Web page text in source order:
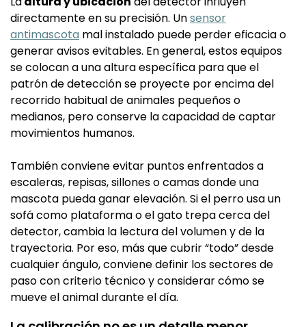
directamente en su precisión. Unsensor
antimascota mal instalado puede perder eficacia o
generar avisos evitables. En general, estos equipos
se colocan a una altura específica para que el
patrón de detección se proyecte por encima del
recorrido habitual de animales pequeños o
medianos, pero conserve la capacidad de captar
movimientos humanos.
También conviene evitar puntos enfrentados a
escaleras, repisas, sillones o camas donde una
mascota pueda ganar elevación. Si el perro usa un
sofá como plataforma o el gato trepa cerca del
detector, cambia la lectura del volumen y de la
trayectoria. Por eso, más que cubrir “todo” desde
cualquier ángulo, conviene definir los sectores de
paso con criterio técnico y considerar cómo se
mueve el animal durante el día.